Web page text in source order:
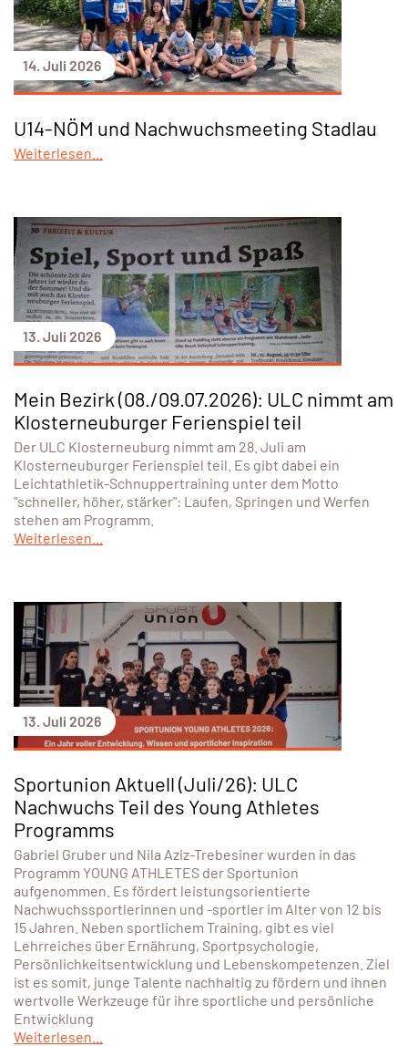
14. Juli 2026
U14-NÖM und Nachwuchsmeeting Stadlau
Weiterlesen...
13. Juli 2026
Mein Bezirk (08./09.07.2026): ULC nimmt am
Klosterneuburger Ferienspiel teil
Der ULC Klosterneuburg nimmt am 28. Juli am
Klosterneuburger Ferienspiel teil. Es gibt dabei ein
Leichtathletik-Schnuppertraining unter dem Motto
"schneller, höher, stärker": Laufen, Springen und Werfen
stehen am Programm.
Weiterlesen...
13. Juli 2026
Sportunion Aktuell (Juli/26): ULC
Nachwuchs Teil des Young Athletes
Programms
Gabriel Gruber und Nila Aziz-Trebesiner wurden in das
Programm YOUNG ATHLETES der Sportunion
aufgenommen. Es fördert leistungsorientierte
Nachwuchssportlerinnen und -sportler im Alter von 12 bis
15 Jahren. Neben sportlichem Training, gibt es viel
Lehrreiches über Ernährung, Sportpsychologie,
Persönlichkeitsentwicklung und Lebenskompetenzen. Ziel
ist es somit, junge Talente nachhaltig zu fördern und ihnen
wertvolle Werkzeuge für ihre sportliche und persönliche
Entwicklung
Weiterlesen...